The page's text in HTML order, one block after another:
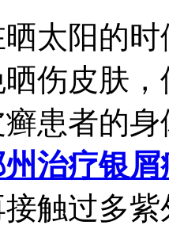
太阳的
伤皮肤
患者的
州治疗银屑
触过多